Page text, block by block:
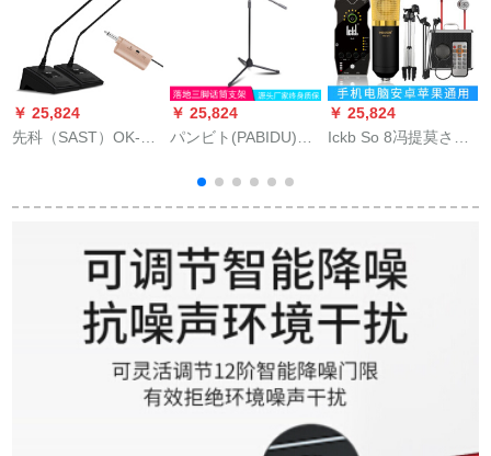
￥ 25,824
先科（SAST）OK-32
と、無線のガチーユ
二デビュー式のマイ
クを引く。
￥ 25,824
パンビト(PABIDU)専
ホーン103
￥ 25,824
Ickb So 8冯提莫さん
ディックの携帯帯生
トコムのコースター
を录音した全国民カ
ラオケ携帯电话のマ
イクの速さを手にし